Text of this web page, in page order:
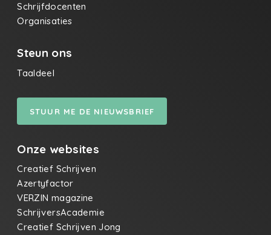
Schrijfdocenten
Organisaties
Steun ons
Taaldeel
STUUR ME DE NIEUWSBRIEF
Onze websites
Creatief Schrijven
Azertyfactor
VERZIN magazine
SchrijversAcademie
Creatief Schrijven Jong